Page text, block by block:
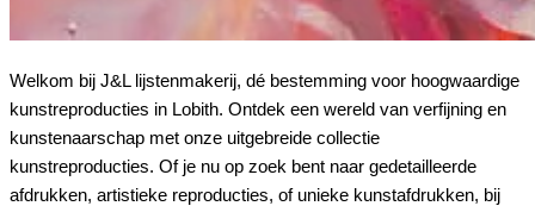
Welkom bij J&L lijstenmakerij, dé bestemming voor hoogwaardige
kunstreproducties in Lobith. Ontdek een wereld van verfijning en
kunstenaarschap met onze uitgebreide collectie
kunstreproducties. Of je nu op zoek bent naar gedetailleerde
afdrukken, artistieke reproducties, of unieke kunstafdrukken, bij